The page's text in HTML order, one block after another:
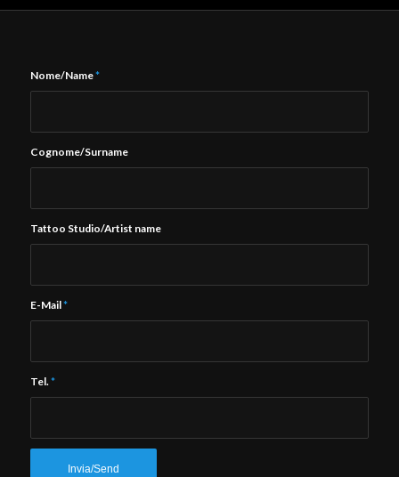
Nome/Name*
Cognome/Surname
Tattoo Studio/Artist name
E-Mail*
Tel.*